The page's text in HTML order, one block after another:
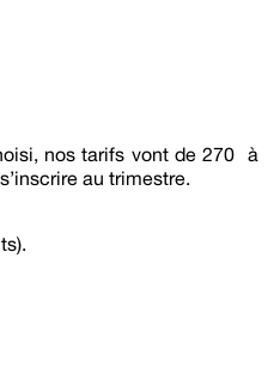
nos tarifs vont de 270 à
au trimestre.